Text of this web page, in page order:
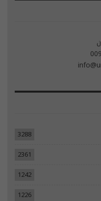
3288
2361
1242
1226